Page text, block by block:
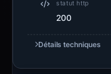
statut http
200
Détails techniques